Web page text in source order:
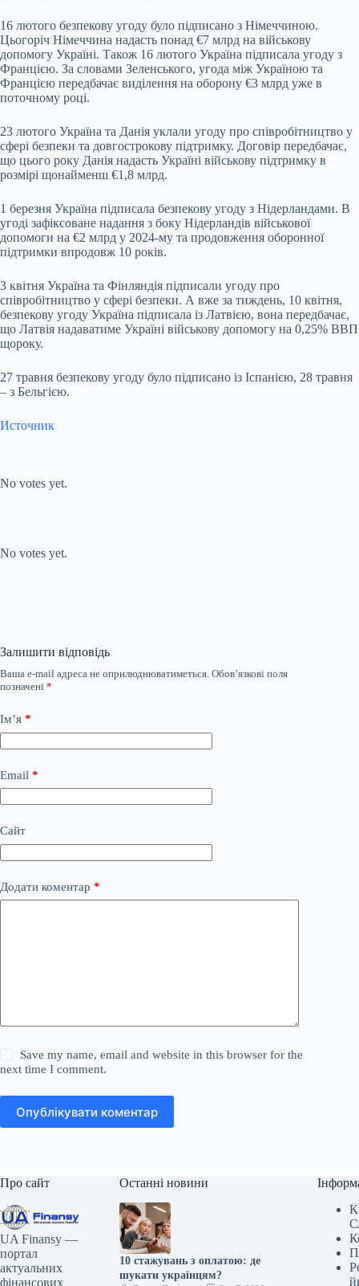
16 лютого безпекову угоду було підписано з Німеччиною.
Цьогоріч Німеччина надасть понад €7 млрд на військову
допомогу Україні. Також 16 лютого Україна підписала угоду з
Францією. За словами Зеленського, угода між Україною та
Францією передбачає виділення на оборону €3 млрд уже в
поточному році.
23 лютого Україна та Данія уклали угоду про співробітництво у
сфері безпеки та довгострокову підтримку. Договір передбачає,
що цього року Данія надасть Україні військову підтримку в
розмірі щонайменш €1,8 млрд.
1 березня Україна підписала безпекову угоду з Нідерландами. В
угоді зафіксоване надання з боку Нідерландів військової
допомоги на €2 млрд у 2024-му та продовження оборонної
підтримки впродовж 10 років.
3 квітня Україна та Фінляндія підписали угоду про
співробітництво у сфері безпеки. А вже за тиждень, 10 квітня,
безпекову угоду Україна підписала із Латвією, вона передбачає,
що Латвія надаватиме Україні військову допомогу на 0,25% ВВП
щороку.
27 травня безпекову угоду було підписано із Іспанією, 28 травня
– з Бельгією.
Источник
No votes yet.
No votes yet.
Залишити відповідь
Ваша e-mail адреса не оприлюднюватиметься. Обов’язкові поля
позначені *
Ім’я *
Email *
Сайт
Додати коментар *
Save my name, email and website in this browser for the
next time I comment.
Опублікувати коментар
Про сайт
UA Finansy —
портал
актуальних
фінансових
Останні новини
10 стажувань з оплатою: де
шукати українцям?